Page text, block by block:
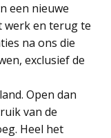
een nieuwe
werk en terug te
na ons die
exclusief de
Open dan
van de
Heel het